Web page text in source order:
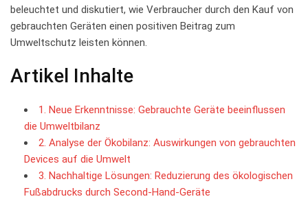
beleuchtet und diskutiert, wie Verbraucher durch ‌den ‌Kauf von‌
gebrauchten‍ Geräten einen positiven⁣ Beitrag zum
‍Umweltschutz leisten können.
Artikel Inhalte
1. Neue Erkenntnisse: Gebrauchte Geräte beeinflussen
die⁣ Umweltbilanz
2. Analyse der Ökobilanz: ⁤Auswirkungen von gebrauchten
Devices‌ auf die Umwelt
3. Nachhaltige Lösungen: Reduzierung ‍des ökologischen
Fußabdrucks durch⁤ Second-Hand-Geräte